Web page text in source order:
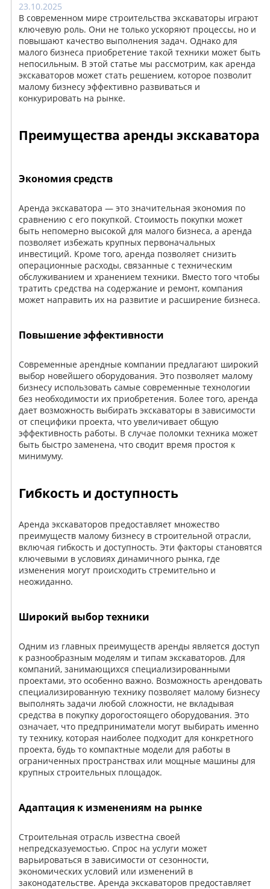
23.10.2025
В современном мире строительства экскаваторы играют
ключевую роль. Они не только ускоряют процессы, но и
повышают качество выполнения задач. Однако для
малого бизнеса приобретение такой техники может быть
непосильным. В этой статье мы рассмотрим, как аренда
экскаваторов может стать решением, которое позволит
малому бизнесу эффективно развиваться и
конкурировать на рынке.
Преимущества аренды экскаватора
Экономия средств
Аренда экскаватора — это значительная экономия по
сравнению с его покупкой. Стоимость покупки может
быть непомерно высокой для малого бизнеса, а аренда
позволяет избежать крупных первоначальных
инвестиций. Кроме того, аренда позволяет снизить
операционные расходы, связанные с техническим
обслуживанием и хранением техники. Вместо того чтобы
тратить средства на содержание и ремонт, компания
может направить их на развитие и расширение бизнеса.
Повышение эффективности
Современные арендные компании предлагают широкий
выбор новейшего оборудования. Это позволяет малому
бизнесу использовать самые современные технологии
без необходимости их приобретения. Более того, аренда
дает возможность выбирать экскаваторы в зависимости
от специфики проекта, что увеличивает общую
эффективность работы. В случае поломки техника может
быть быстро заменена, что сводит время простоя к
минимуму.
Гибкость и доступность
Аренда экскаваторов предоставляет множество
преимуществ малому бизнесу в строительной отрасли,
включая гибкость и доступность. Эти факторы становятся
ключевыми в условиях динамичного рынка, где
изменения могут происходить стремительно и
неожиданно.
Широкий выбор техники
Одним из главных преимуществ аренды является доступ
к разнообразным моделям и типам экскаваторов. Для
компаний, занимающихся специализированными
проектами, это особенно важно. Возможность арендовать
специализированную технику позволяет малому бизнесу
выполнять задачи любой сложности, не вкладывая
средства в покупку дорогостоящего оборудования. Это
означает, что предприниматели могут выбирать именно
ту технику, которая наиболее подходит для конкретного
проекта, будь то компактные модели для работы в
ограниченных пространствах или мощные машины для
крупных строительных площадок.
Адаптация к изменениям на рынке
Строительная отрасль известна своей
непредсказуемостью. Спрос на услуги может
варьироваться в зависимости от сезонности,
экономических условий или изменений в
законодательстве. Аренда экскаваторов предоставляет